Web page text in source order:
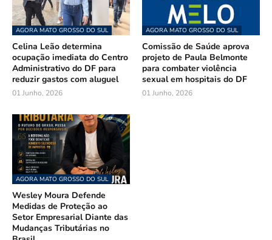
AGORA MATO GROSSO DO SUL
Celina Leão determina
ocupação imediata do Centro
Administrativo do DF para
reduzir gastos com aluguel
01 Junho, 2026
AGORA MATO GROSSO DO SUL
Comissão de Saúde aprova
projeto de Paula Belmonte
para combater violência
sexual em hospitais do DF
01 Junho, 2026
AGORA MATO GROSSO DO SUL
Wesley Moura Defende
Medidas de Proteção ao
Setor Empresarial Diante das
Mudanças Tributárias no